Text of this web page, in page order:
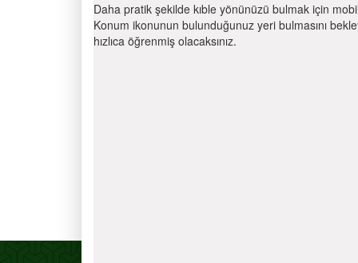
Daha pratik şekilde kıble yönünüzü bulmak için
Konum ikonunun bulunduğunuz yeri bulmasını
hızlıca öğrenmiş olacaksınız.